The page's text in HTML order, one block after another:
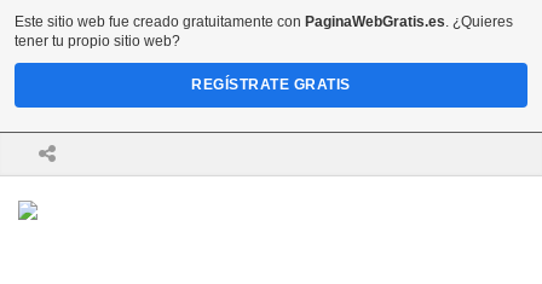
Este sitio web fue creado gratuitamente con PaginaWebGratis.es. ¿Quieres
tener tu propio sitio web?
REGÍSTRATE GRATIS